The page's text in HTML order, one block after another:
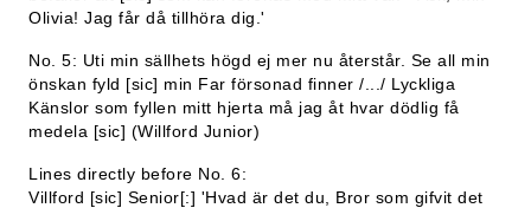
Olivia! Jag får då tillhöra dig.'
No. 5: Uti min sällhets högd ej mer nu återstår. Se all min
önskan fyld [sic] min Far försonad finner /.../ Lyckliga
Känslor som fyllen mitt hjerta må jag åt hvar dödlig få
medela [sic] (Willford Junior)
Lines directly before No. 6:
Villford [sic] Senior[:] 'Hvad är det du, Bror som gifvit det